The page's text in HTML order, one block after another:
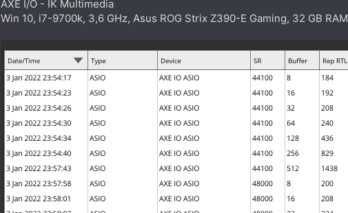
AXE I/O - IK Multimedia
Win 10, i7-9700k, 3,6 GHz, Asus ROG Strix Z390-E Gaming, 32 GB RAM